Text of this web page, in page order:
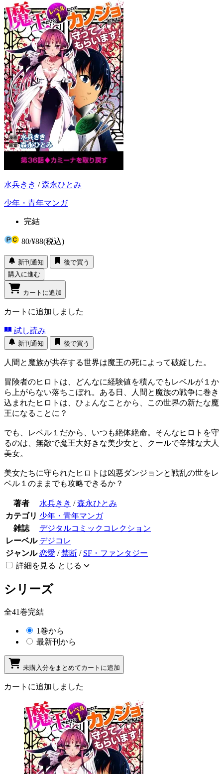
水兵きき /森永ひとみ
少年・青年マンガ
完結
80/¥88(税込)
新刊通知
後で買う
購入に進む
カートに追加
カートに追加しました
試し読み
新刊通知 後で買う
人間と魔族が共存する世界は魔王の死によって破綻した。
冒険者のヒロトは、どんなに経験値を積んでもレベルが１か
ら上がらない落ちこぼれ。ある日、人間と魔族の戦争に巻き
込まれたヒロトは、ひょんなことから、この世界の新たな魔
王になることに？
でも、レベル１だから、いつも絶体絶命。そんなヒロトを守
るのは、無敵で魔王大好きな美少女と、クールで辛辣な大人
美女。
美女たちに守られたヒロトは凶悪ダンジョンと戦乱の世をレ
ベル１のままでも攻略できるか？
著者 水兵きき /森永ひとみ
カテゴリ 少年・青年マンガ
雑誌
デジタルコミックコレクション
レーベル デジコレ
ジャンル 恋愛 /禁断 / SF・ファンタジー
詳細を見る とじる
シリーズ
全41巻完結
1巻から
最新刊から
未購入分をまとめてカートに追加
カートに追加しました